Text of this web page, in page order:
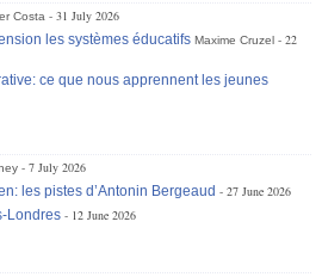
Costa
31 July 2026
les systèmes éducatifs Maxime Cruzel
22
ce que nous apprennent les jeunes
7 July 2026
les pistes d’Antonin Bergeaud
27 June 2026
Londres
12 June 2026